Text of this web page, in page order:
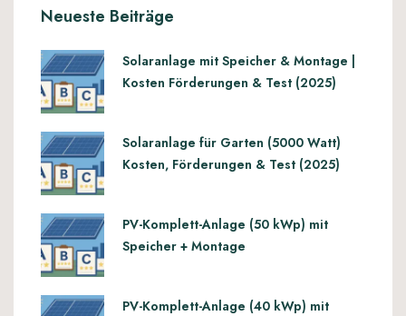
Neueste Beiträge
Solaranlage mit Speicher & Montage |
Kosten Förderungen & Test (2025)
Solaranlage für Garten (5000 Watt)
Kosten, Förderungen & Test (2025)
PV-Komplett-Anlage (50 kWp) mit
Speicher + Montage
PV-Komplett-Anlage (40 kWp) mit